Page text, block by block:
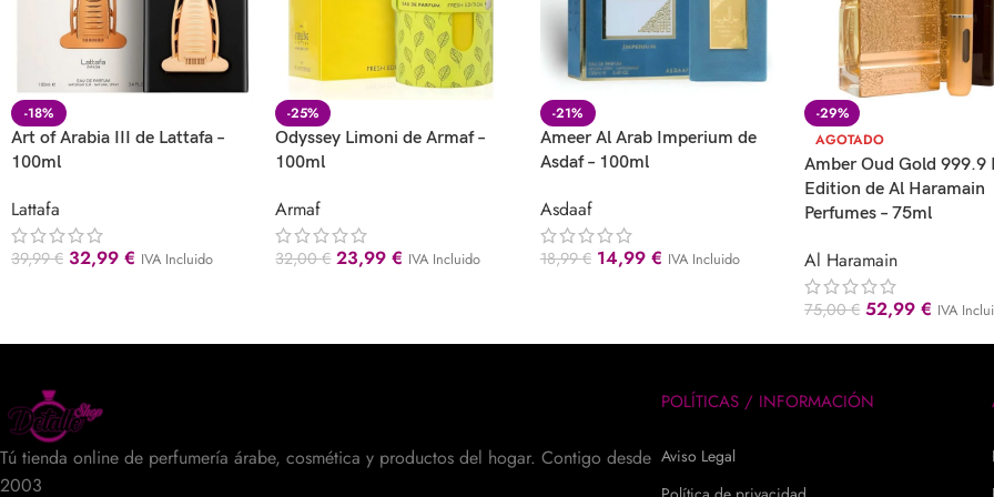
-18%
Art of Arabia III de Lattafa –
100ml
Lattafa
39,99€ 32,99 € IVA Incluido
-25%
Odyssey Limoni de Armaf –
100ml
Armaf
32,00€ 23,99€ IVA Incluido
-21%
Ameer Al Arab Imperium de
Asdaf – 100ml
Asdaaf
18,99€ 14,99 € IVA Incluido
-29%
AGOTADO
Amber Oud Gold 999.9
Edition de Al Haramain
Perfumes – 75ml
Al Haramain
75,00€ 52,99€ IVA
Tú tienda online de perfumería árabe, cosmética y productos del hogar. Contigo desde
2003
POLÍTICAS / INFORMACIÓN
Aviso Legal